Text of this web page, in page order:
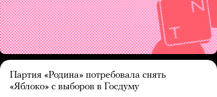
Партия «Родина» потребовала снять
«Яблоко» с выборов в Госдуму